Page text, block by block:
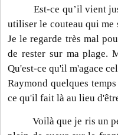
Est-ce qu’il vient
utiliser le couteau qui me
Je le regarde très mal
de rester sur ma plage.
Qu'est-ce qu'il m'agace
Raymond quelques
ce qu'il fait là au lieu
Voilà que je ris un peu